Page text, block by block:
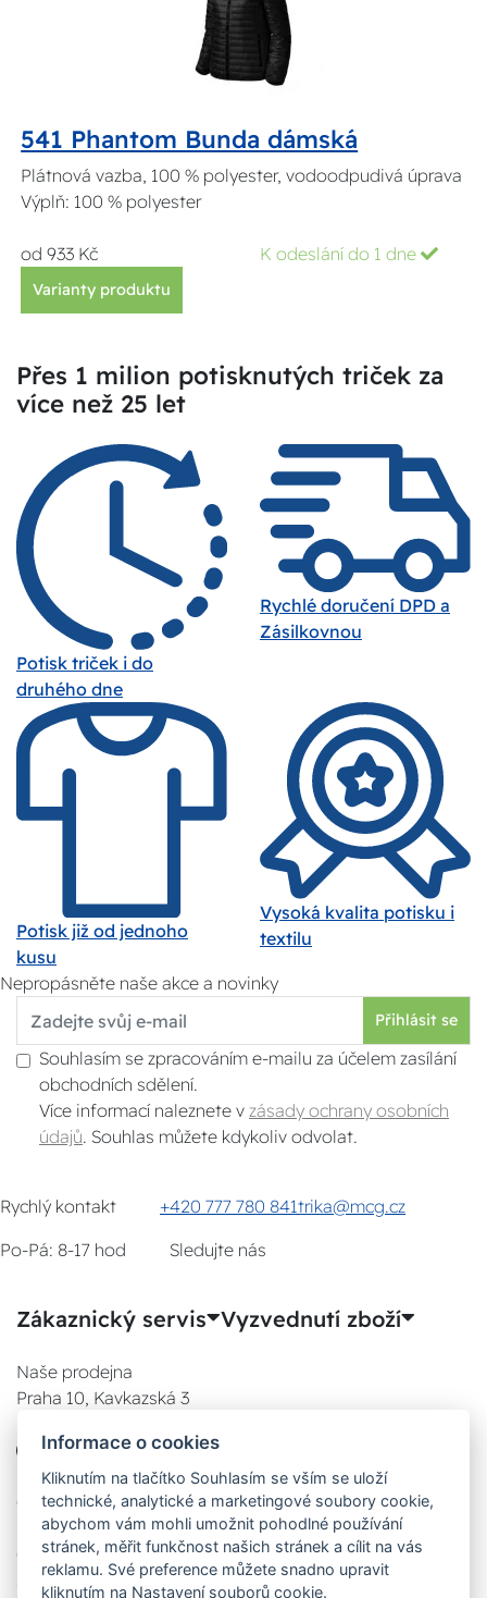
541 Phantom Bunda dámská
Plátnová vazba, 100 % polyester, vodoodpudivá úprava
Výplň: 100 % polyester
od 933 Kč K odeslání do 1 dne
Varianty produktu
Přes 1 milion potisknutých triček za
více než 25 let
Potisk triček i do
druhého dne
Rychlé doručení DPD a
Zásilkovnou
Potisk již od jednoho
kusu
Vysoká kvalita potisku i
textilu
Nepropásněte naše akce a novinky
Přihlásit se
Souhlasím se zpracováním e-mailu za účelem zasílání
obchodních sdělení.
Více informací naleznete v zásady ochrany osobních
údajů . Souhlas můžete kdykoliv odvolat.
Rychlý kontakt +420 777 780 841trika@mcg.cz
Po-Pá: 8-17 hod
Sledujte nás
Zákaznický servis Vyzvednutí zboží
Naše prodejna
Praha 10, Kavkazská 3
777 780 841
08:00 - 17:00
08:00 - 17:00
Informace o cookies
Kliknutím na tlačítko Souhlasím se vším se uloží
technické, analytické a marketingové soubory cookie,
abychom vám mohli umožnit pohodlné používání
stránek, měřit funkčnost našich stránek a cílit na vás
reklamu. Své preference můžete snadno upravit
kliknutím na Nastavení souborů cookie.